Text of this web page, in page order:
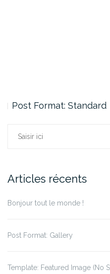
Post Format: Standard
Rechercher :
Articles récents
Bonjour tout le monde !
Post Format: Gallery
Template: Featured Image (No